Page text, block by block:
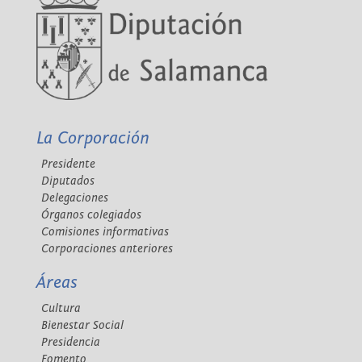
La Corporación
Presidente
Diputados
Delegaciones
Órganos colegiados
Comisiones informativas
Corporaciones anteriores
Áreas
Cultura
Bienestar Social
Presidencia
Fomento